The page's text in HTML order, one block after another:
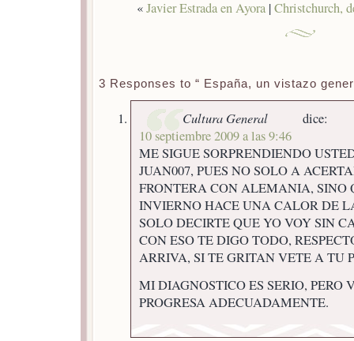
«Javier Estrada en Ayora|Christchurch,
3 Responses to “ España, un vistazo
Cultura General
dice:
10 septiembre 2009 a las 9:46
ME SIGUE SORPRENDIENDO
JUAN007, PUES NO SOLO A
FRONTERA CON ALEMANIA, SINO
INVIERNO HACE UNA CALOR DE
SOLO DECIRTE QUE YO VOY SIN
CON ESO TE DIGO TODO,
ARRIVA, SI TE GRITAN VETE A TU
MI DIAGNOSTICO ES SERIO, PERO
PROGRESA ADECUADAMENTE.